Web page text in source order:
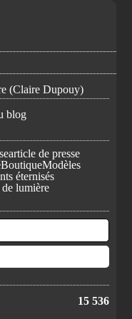
blog
article de presse
BoutiqueModèles
éternisés
de lumière
15 536